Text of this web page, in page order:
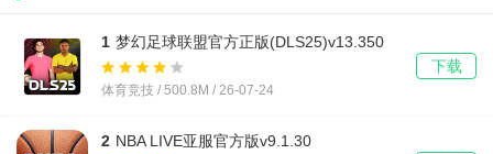
1 梦幻足球联盟官方正版(DLS25)v13.350
体育竞技 / 500.8M / 26-07-24
下载
2 NBA LIVE亚服官方版v9.1.30